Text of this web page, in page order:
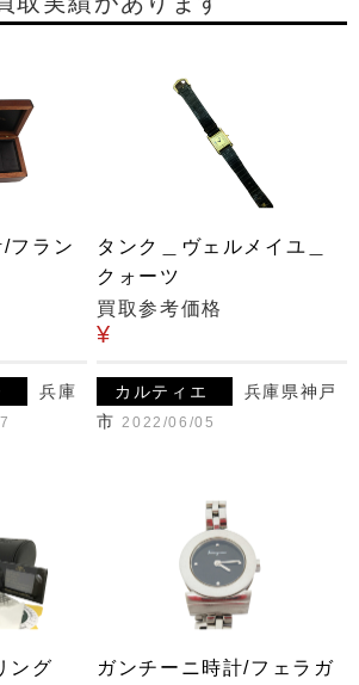
フラン
兵庫
タンク＿ヴェルメイユ＿
クォーツ
買取参考価格
¥
カルティエ
兵庫県神戸
市 2022/06/05
ング
ガンチーニ時計/フェラガ